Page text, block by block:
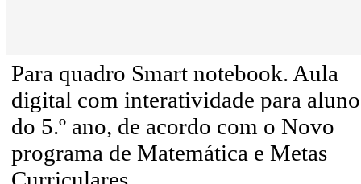
Para quadro Smart notebook. Aula
digital com interatividade para
do 5.º ano, de acordo com o Novo
programa de Matemática e Metas